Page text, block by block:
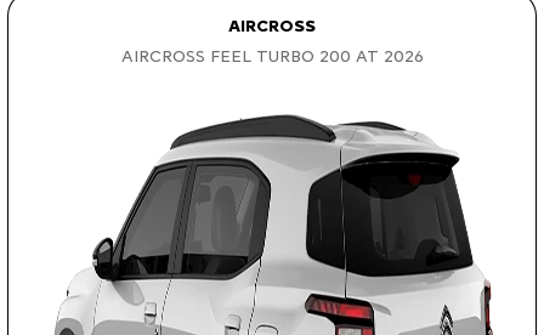
AIRCROSS
AIRCROSS FEEL TURBO 200 AT 2026